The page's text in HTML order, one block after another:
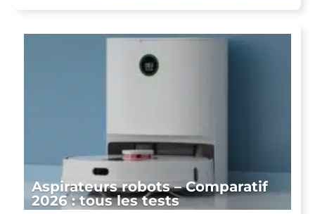
Aspirateurs robots – Comparatif
2026 : tous les tests